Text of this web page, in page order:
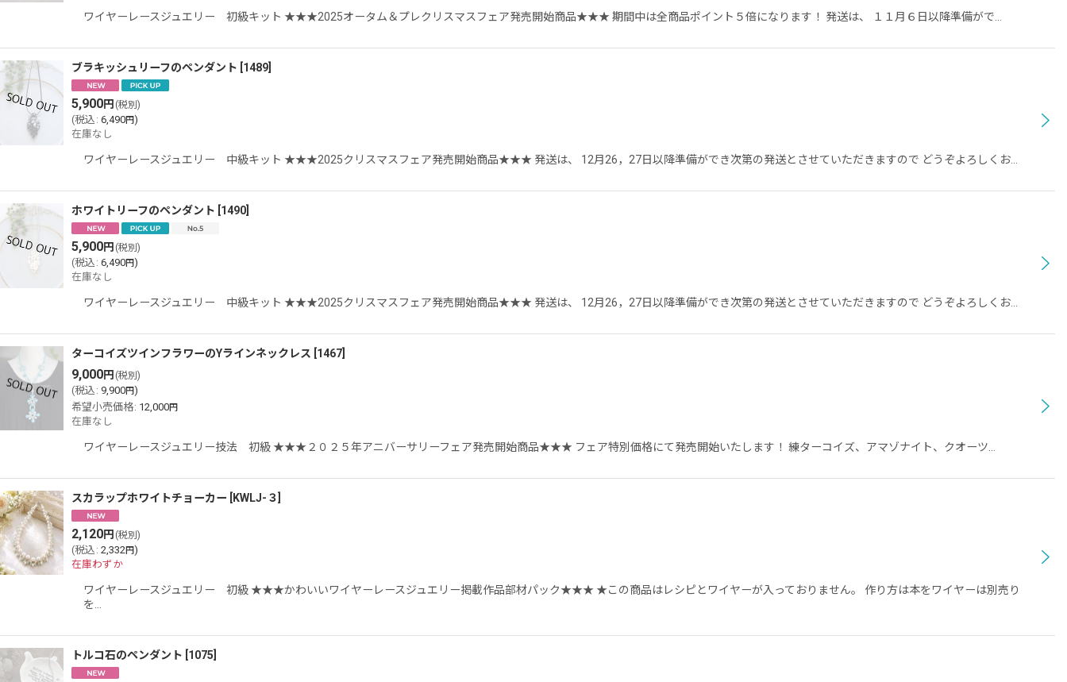
ワイヤーレースジュエリー 初級キット ★★★2025オータム＆プレクリスマスフェア発売開始商品★★★ 期間中は全商品ポイント５倍になります！ 発送は、 １１月６日以降準備がで…
ブラキッシュリーフのペンダント 1489
5,900円 (税別)
(税込 : 6,490円)
在庫なし
ワイヤーレースジュエリー 中級キット ★★★2025クリスマスフェア発売開始商品★★★ 発送は、 12月26，27日以降準備ができ次第の発送とさせていただきますので どうぞよろしくお…
ホワイトリーフのペンダント 1490
5,900円 (税別)
(税込 : 6,490円)
在庫なし
ワイヤーレースジュエリー 中級キット ★★★2025クリスマスフェア発売開始商品★★★ 発送は、 12月26，27日以降準備ができ次第の発送とさせていただきますので どうぞよろしくお…
ターコイズツインフラワーのYラインネックレス 1467
9,000円 (税別)
(税込 : 9,900円)
希望小売価格: 12,000円
在庫なし
ワイヤーレースジュエリー技法 初級 ★★★２０２５年アニバーサリーフェア発売開始商品★★★ フェア特別価格にて発売開始いたします！ 練ターコイズ、アマゾナイト、クオーツ…
スカラップホワイトチョーカー KWLJ-３
2,120円 (税別)
(税込 : 2,332 円)
在庫わずか
ワイヤーレースジュエリー 初級 ★★★かわいいワイヤーレースジュエリー掲載作品部材パック★★★ ★この商品はレシピとワイヤーが入っておりません。 作り方は本をワイヤーは別売り
を…
トルコ石のペンダント 1075